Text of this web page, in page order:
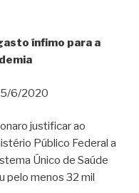
ínfimo para a
6/2020
justificar ao
Público Federal a
Único de Saúde
pelo menos 32 mil